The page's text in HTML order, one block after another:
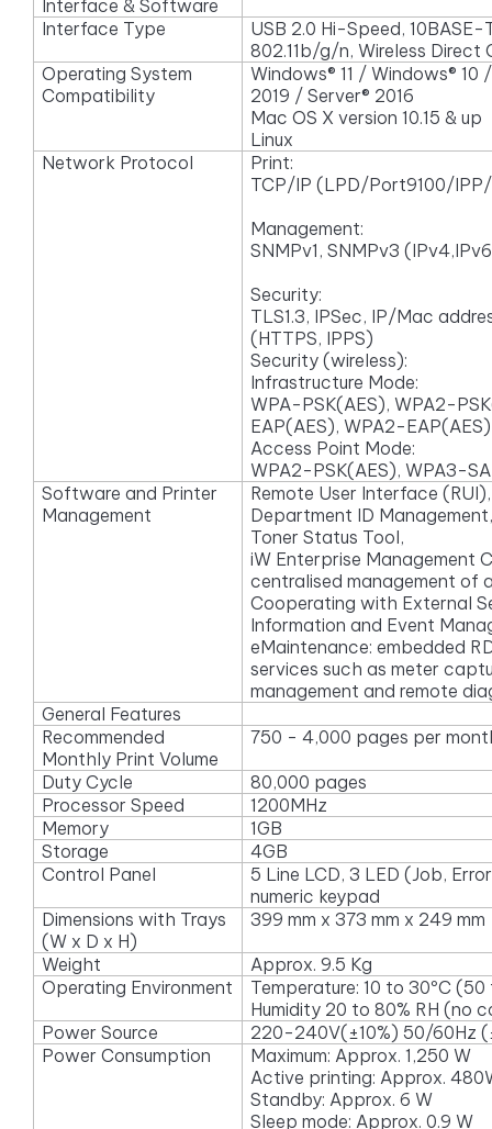
Interface & Software
Interface Type
USB 2.0 Hi-Speed,
802.11b/g/n, Wireless Direct
Operating System
Compatibility
Windows® 11 / Windows®
2019 / Server® 2016
Mac OS X version 10.15 & up
Linux
Network Protocol
Print:
TCP/IP (LPD/Port9100/
Management:
SNMPv1, SNMPv3
Security:
TLS1.3, IPSec, IP/Mac
(HTTPS, IPPS)
Security (wireless):
Infrastructure Mode:
WPA-PSK(AES), WPA2-
EAP(AES), WPA2-
Access Point Mode:
WPA2-PSK(AES), WPA3-
Software and Printer
Management
Remote User Interface (RUI),
Department ID
Toner Status Tool,
iW Enterprise Management
centralised management of
Cooperating with External
Information and Event
eMaintenance: embedded
services such as meter
management and remote
General Features
Recommended
Monthly Print Volume
750 - 4,000 pages per
Duty Cycle
80,000 pages
Processor Speed
1200MHz
Memory
1GB
Storage
4GB
Control Panel
5 Line LCD, 3 LED (Job,
numeric keypad
Dimensions with Trays
(W x D x H)
399 mm x 373 mm x 249 mm
Weight
Approx. 9.5 Kg
Operating Environment
Temperature: 10 to 30ºC
Humidity 20 to 80% RH (no
Power Source
220-240V(±10%) 50/60Hz
Power Consumption
Maximum: Approx. 1,250 W
Active printing: Approx.
Standby: Approx. 6 W
Sleep mode: Approx. 0.9 W